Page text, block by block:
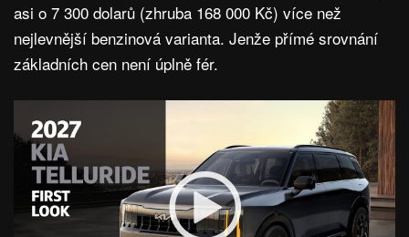
asi o 7 300 dolarů (zhruba 168 000 Kč) více než
nejlevnější benzinová varianta. Jenže přímé srovnání
základních cen není úplně fér.